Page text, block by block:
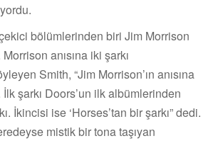
bölümlerinden biri Jim Morrison
Morrison anısına iki şarkı
Smith, “Jim Morrison’ın anısına
İlk şarkı Doors’un ilk albümlerinden
İkincisi ise ‘Horses’tan bir şarkı” dedi.
mistik bir tona taşıyan